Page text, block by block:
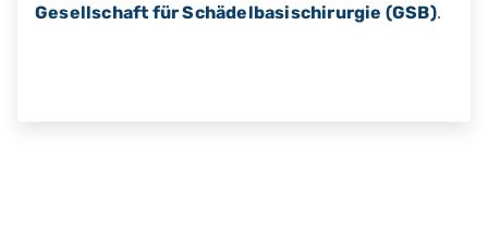
Gesellschaft für Schädelbasischirurgie (GSB).